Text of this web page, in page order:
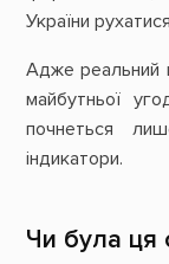
України
Адже реальний
майбутньої
почнеться
індикатори.
Чи була ця